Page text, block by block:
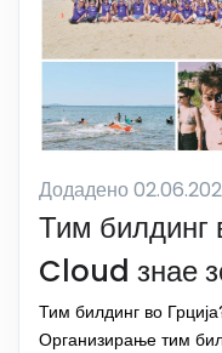
Додадено
Тим билдинг
Cloud знае
Тим билдинг во
Организирање тим